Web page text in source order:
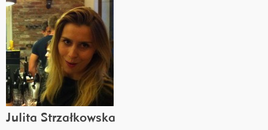
Julita Strzałkowska